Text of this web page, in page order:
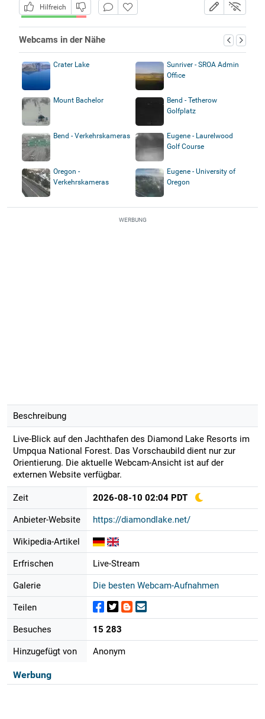
Hilfreich
Webcams in der Nähe
Crater Lake
Sunriver - SROA Admin
Office
Mount Bachelor
Bend - Tetherow
Golfplatz
Bend - Verkehrskameras
Eugene - Laurelwood
Golf Course
Oregon -
Verkehrskameras
Eugene - University of
Oregon
WERBUNG
Beschreibung
Live-Blick auf den Jachthafen des Diamond Lake Resorts im
Umpqua National Forest. Das Vorschaubild dient nur zur
Orientierung. Die aktuelle Webcam-Ansicht ist auf der
externen Website verfügbar.
Zeit 2026-08-10 02:04 PDT
Anbieter-Website https://diamondlake.net/
Wikipedia-Artikel
Erfrischen Live-Stream
Galerie Die besten Webcam-Aufnahmen
Teilen
Besuches 15 283
Hinzugefügt von Anonym
Werbung